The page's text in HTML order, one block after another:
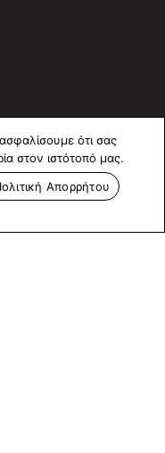
ότι σας
στον ιστότοπό μας.
Απορρήτου